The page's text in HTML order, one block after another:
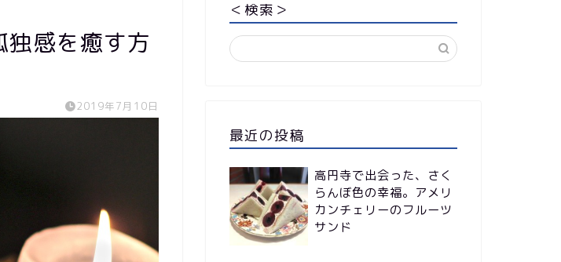
感を癒す方
2019年7月10日
＜検索＞
最近の投稿
高円寺で出会った、さく
らんぼ色の幸福。アメリ
カンチェリーのフルーツ
サンド